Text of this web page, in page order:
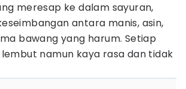
meresap ke dalam sayuran,
antara manis, asin,
bawang yang harum. Setiap
namun kaya rasa dan tidak